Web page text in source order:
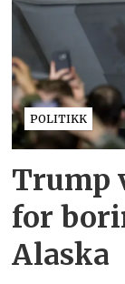
POLITIKK
Trump
for
Alaska